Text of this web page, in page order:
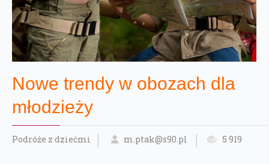
Nowe trendy w obozach dla
młodzieży
Podróże z dziećmi m.ptak@s90.pl 5 919